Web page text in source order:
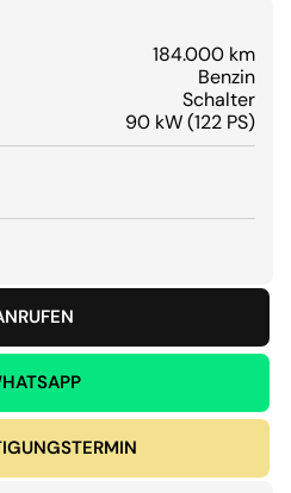
184.000 km
Benzin
Schalter
90 kW (122 PS)